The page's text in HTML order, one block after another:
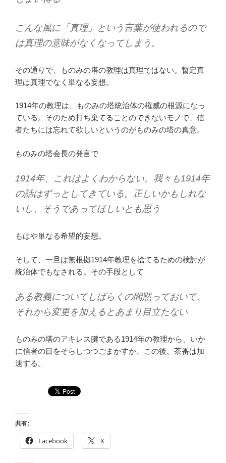
こんな風に「真理」という言葉が使われるので
は真理の意味がなくなってしまう。
その通りで、ものみの塔の教理は真理ではない。暫定真
理は真理でなく単なる妄想。
1914年の教理は、ものみの塔統治体の権威の根源になっ
ている。そのため打ち棄てることのできないモノで、信
者たちには忘れて欲しいというのがものみの塔の真意。
ものみの塔会長の発言で
1914年、これはよくわからない。我々も1914年
の話はずっとしてきている。正しいかもしれな
いし、そうであってほしいとも思う
もはや単なる希望的妄想。
そして、一旦は無根拠1914年教理を捨てるための検討が
統治体でもなされる。その手段として
ある教義についてしばらくの間黙っておいて、
それから変更を加えるとあまり目立たない
ものみの塔のアキレス腱である1914年の教理から、いか
に信者の目をそらしつつごまかすか、この後、茶番は加
速する。
共有:
Facebook X